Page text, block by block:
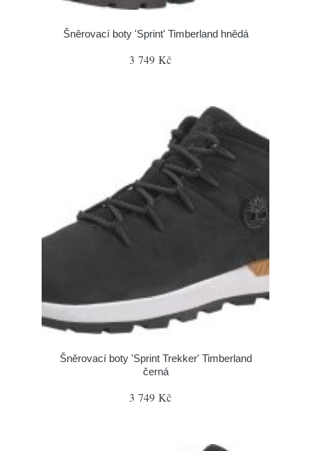
Šněrovací boty 'Sprint' Timberland hnědá
3 749 Kč
Šněrovací boty 'Sprint Trekker' Timberland
černá
3 749 Kč